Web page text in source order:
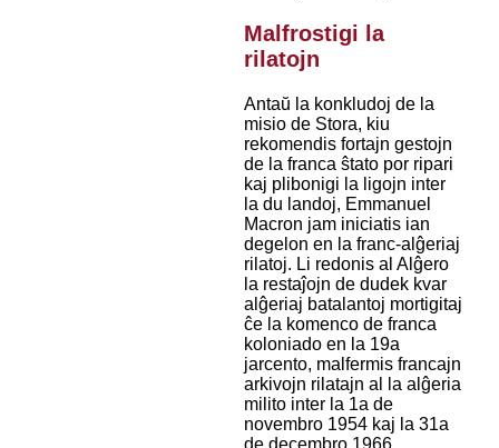
Malfrostigi la
rilatojn
Antaŭ la konkludoj de la
misio de Stora, kiu
rekomendis fortajn gestojn
de la franca ŝtato por ripari
kaj plibonigi la ligojn inter
la du landoj, Emmanuel
Macron jam iniciatis ian
degelon en la franc-alĝeriaj
rilatoj. Li redonis al Alĝero
la restaĵojn de dudek kvar
alĝeriaj batalantoj mortigitaj
ĉe la komenco de franca
koloniado en la 19a
jarcento, malfermis francajn
arkivojn rilatajn al la alĝeria
milito inter la 1a de
novembro 1954 kaj la 31a